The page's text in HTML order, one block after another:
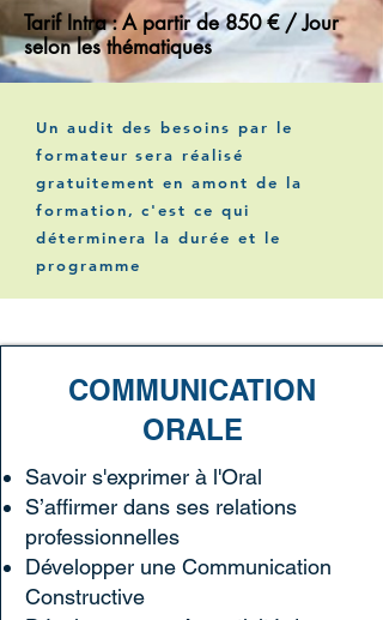
Tarif Intra : A partir de 850 € / Jour
selon les thématiques
Un audit des besoins par le
formateur sera réalisé
gratuitement en amont de la
formation, c'est ce qui
déterminera la durée et le
programme
COMMUNICATION
ORALE
Savoir s'exprimer à l'Oral
S’affirmer dans ses relations
professionnelles
Développer une Communication
Constructive